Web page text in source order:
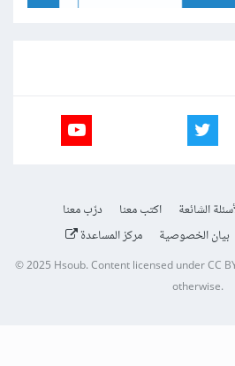
الشائعة اكتب معنا
درّب معنا
بيان الخصوصية مركز المساعدة
© 2025 Hsoub.Content licensed underCC
otherwise.